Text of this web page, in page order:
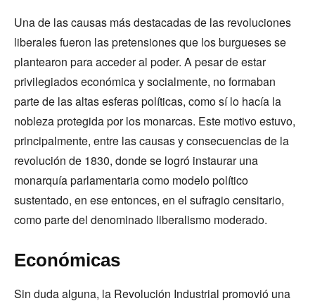
Una de las causas más destacadas de las revoluciones
liberales fueron las pretensiones que los burgueses se
plantearon para acceder al poder. A pesar de estar
privilegiados económica y socialmente, no formaban
parte de las altas esferas políticas, como sí lo hacía la
nobleza protegida por los monarcas. Este motivo estuvo,
principalmente, entre las causas y consecuencias de la
revolución de 1830, donde se logró instaurar una
monarquía parlamentaria como modelo político
sustentado, en ese entonces, en el sufragio censitario,
como parte del denominado liberalismo moderado.
Económicas
Sin duda alguna, la Revolución Industrial promovió una